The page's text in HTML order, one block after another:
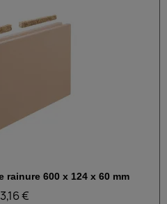
rapide
rainure 600 x 124 x 60 mm
€